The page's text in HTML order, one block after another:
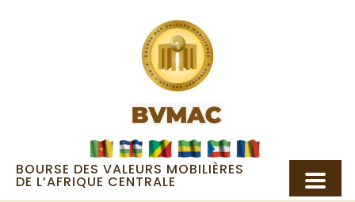
BOURSE DES VALEURS MOBILIÈRES
DE L’AFRIQUE CENTRALE